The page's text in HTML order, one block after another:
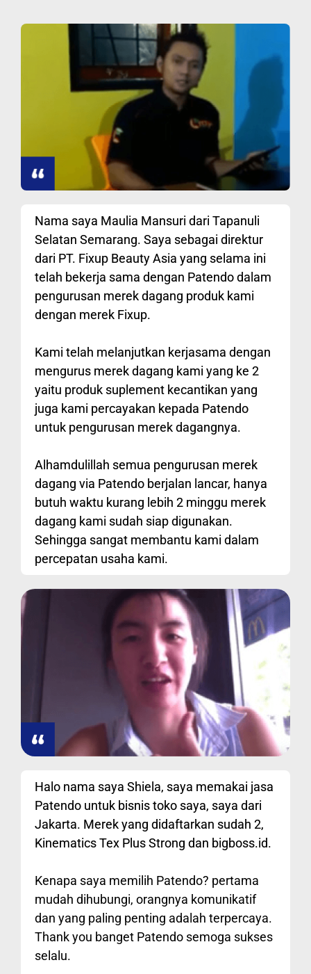
Nama saya Maulia Mansuri dari Tapanuli
Selatan Semarang. Saya sebagai direktur
dari PT. Fixup Beauty Asia yang selama ini
telah bekerja sama dengan Patendo dalam
pengurusan merek dagang produk kami
dengan merek Fixup.
Kami telah melanjutkan kerjasama dengan
mengurus merek dagang kami yang ke 2
yaitu produk suplement kecantikan yang
juga kami percayakan kepada Patendo
untuk pengurusan merek dagangnya.
Alhamdulillah semua pengurusan merek
dagang via Patendo berjalan lancar, hanya
butuh waktu kurang lebih 2 minggu merek
dagang kami sudah siap digunakan.
Sehingga sangat membantu kami dalam
percepatan usaha kami.
Halo nama saya Shiela, saya memakai jasa
Patendo untuk bisnis toko saya, saya dari
Jakarta. Merek yang didaftarkan sudah 2,
Kinematics Tex Plus Strong dan bigboss.id.
Kenapa saya memilih Patendo? pertama
mudah dihubungi, orangnya komunikatif
dan yang paling penting adalah terpercaya.
Thank you banget Patendo semoga sukses
selalu.